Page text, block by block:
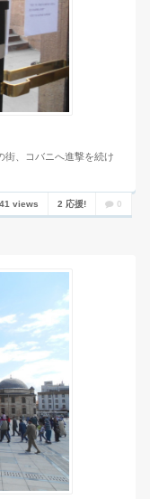
街、コバニへ進撃を続け
views 2 応援! 0